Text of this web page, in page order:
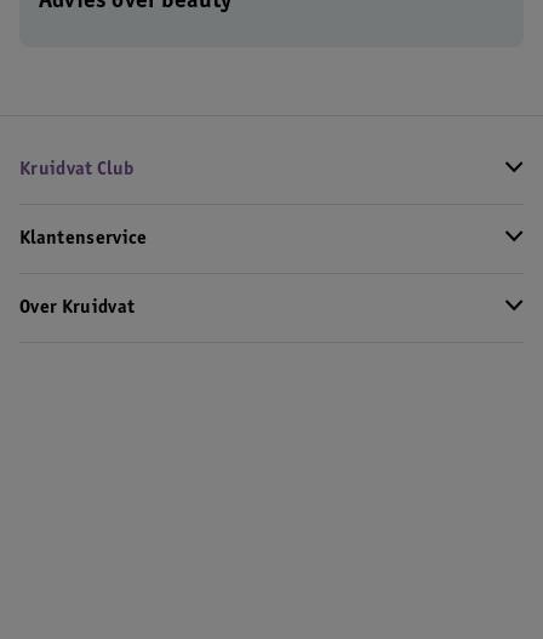
Kruidvat Club
Klantenservice
Over Kruidvat